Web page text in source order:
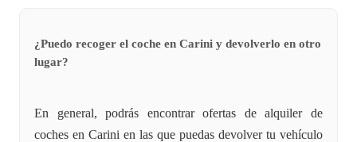
¿Puedo recoger el coche en Carini y devolverlo en otro
lugar?
En general, podrás encontrar ofertas de alquiler de
coches en Carini en las que puedas devolver tu vehículo